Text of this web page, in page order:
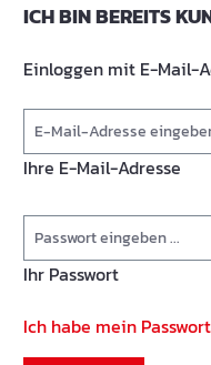
ICH BIN BEREITS
Einloggen mit E-Mail-
Ihre E-Mail-Adresse
Ihr Passwort
Ich habe mein